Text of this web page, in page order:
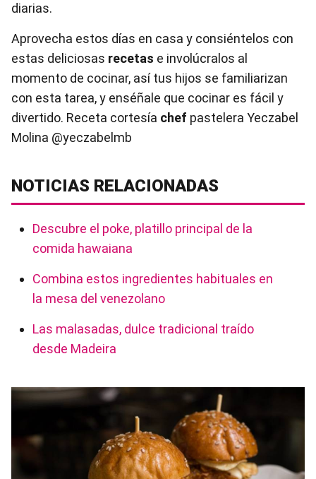
diarias.
Aprovecha estos días en casa y consiéntelos con
estas deliciosas recetas e involúcralos al
momento de cocinar, así tus hijos se familiarizan
con esta tarea, y enséñale que cocinar es fácil y
divertido. Receta cortesía chef pastelera Yeczabel
Molina @yeczabelmb
NOTICIAS RELACIONADAS
Descubre el poke, platillo principal de la
comida hawaiana
Combina estos ingredientes habituales en
la mesa del venezolano
Las malasadas, dulce tradicional traído
desde Madeira